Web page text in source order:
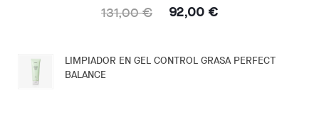
131,00 € 92,00 €
LIMPIADOR EN GEL CONTROL GRASA PERFECT
BALANCE